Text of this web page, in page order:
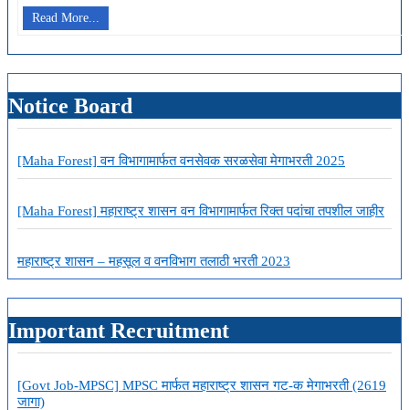
Read More...
चिंचवड
386
जागांसाठी
भरती
Notice Board
[Maha Forest] वन विभागामार्फत वनसेवक सरळसेवा मेगाभरती 2025
[Maha Forest] महाराष्ट्र शासन वन विभागामार्फत रिक्त पदांचा तपशील जाहीर
महाराष्ट्र शासन – महसूल व वनविभाग तलाठी भरती 2023
Important Recruitment
[Govt Job-MPSC] MPSC मार्फत महाराष्ट्र शासन गट-क मेगाभरती (2619
जागा)